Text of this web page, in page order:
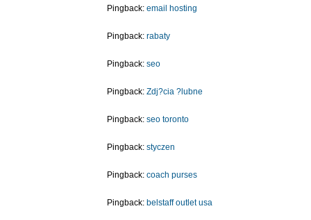
Pingback: email hosting
Pingback: rabaty
Pingback: seo
Pingback: Zdj?cia ?lubne
Pingback: seo toronto
Pingback: styczen
Pingback: coach purses
Pingback: belstaff outlet usa